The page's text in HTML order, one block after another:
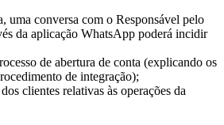
uma conversa com o Responsável pelo
da aplicação WhatsApp poderá incidir
de abertura de conta (explicando os
de integração);
clientes relativas às operações da